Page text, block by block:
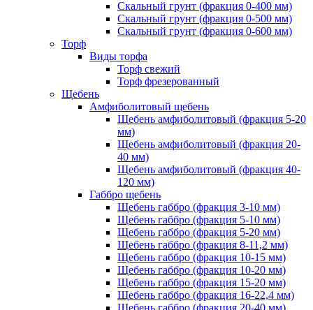
Скальный грунт (фракция 0-400 мм)
Скальный грунт (фракция 0-500 мм)
Скальный грунт (фракция 0-600 мм)
Торф
Виды торфа
Торф свежий
Торф фрезерованный
Щебень
Амфиболитовый щебень
Щебень амфиболитовый (фракция 5-20
мм)
Щебень амфиболитовый (фракция 20-
40 мм)
Щебень амфиболитовый (фракция 40-
120 мм)
Габбро щебень
Щебень габбро (фракция 3-10 мм)
Щебень габбро (фракция 5-10 мм)
Щебень габбро (фракция 5-20 мм)
Щебень габбро (фракция 8-11,2 мм)
Щебень габбро (фракция 10-15 мм)
Щебень габбро (фракция 10-20 мм)
Щебень габбро (фракция 15-20 мм)
Щебень габбро (фракция 16-22,4 мм)
Щебень габбро (фракция 20-40 мм)